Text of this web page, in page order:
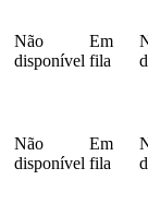
Não
disponível
Em
fila
Não
disponível
Em
fila